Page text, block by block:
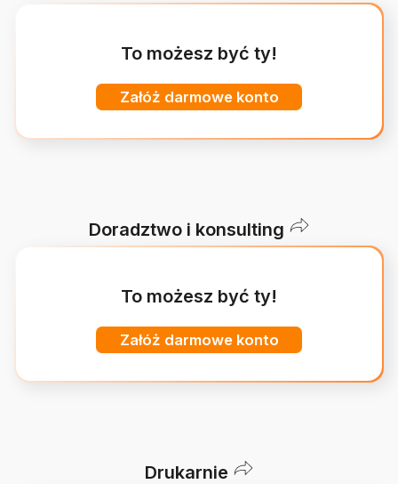
To możesz być ty!
Załóż darmowe konto
Doradztwo i konsulting
To możesz być ty!
Załóż darmowe konto
Drukarnie